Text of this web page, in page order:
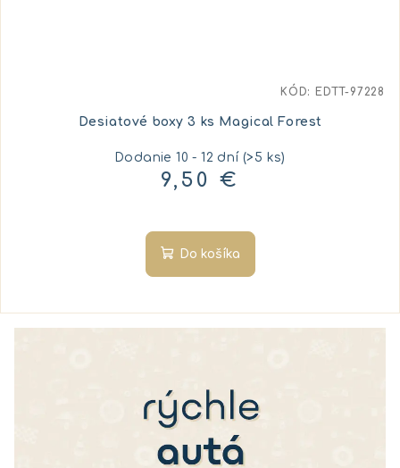
Desiatové boxy 3 ks Magical Forest
Dodanie 10 - 12 dní(>5 ks)
9,50 €
Do košíka
KÓD: EDTT-97228